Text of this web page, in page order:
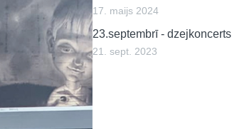
17. maijs 2024
23.septembrī - dzejkoncerts
21. sept. 2023